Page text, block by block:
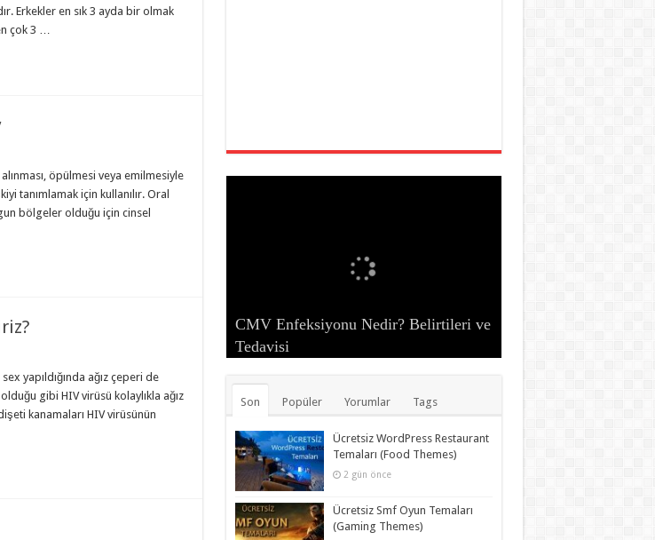
Erkekler en sık 3 ayda bir olmak
çok 3 …
öpülmesi veya emilmesiyle
tanımlamak için kullanılır. Oral
bölgeler olduğu için cinsel
yapıldığında ağız çeperi de
gibi HIV virüsü kolaylıkla ağız
kanamaları HIV virüsünün
CMV Enfeksiyonu Nedir? Belirtileri ve
Tedavisi
Su Çiçeği Nedir? Belirtileri ve Tedavisi
Balanit (Penis İltihaplanması) Nedir?
Belirtileri ve Tedavisi
Koklear İmplant Nedir?
Armutun Faydaları ve Zararları
Serebral Palsi (Beyin Felci) Nedir?
Nasıl Oluşur?
Isırgan Otunun Faydaları ve Zararları
Civan Perçeminin Faydaları ve
Zararları
Son Popüler Yorumlar Tags
Ücretsiz WordPress Restaurant
Temaları (Food Themes)
2 gün önce
Ücretsiz Smf Oyun Temaları
(Gaming Themes)